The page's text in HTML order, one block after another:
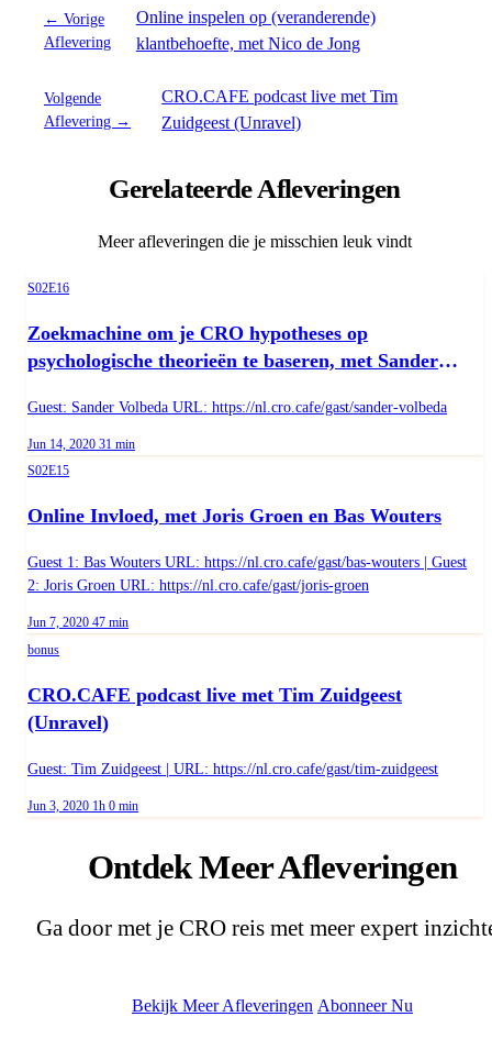
← Vorige
Aflevering
Online inspelen op (veranderende)
klantbehoefte, met Nico de Jong
Volgende
Aflevering →
CRO.CAFE podcast live met Tim
Zuidgeest (Unravel)
Gerelateerde Afleveringen
Meer afleveringen die je misschien leuk vindt
Season 2, Episode 16
S02E16
Zoekmachine om je CRO hypotheses op
psychologische theorieën te baseren, met Sander
Guest: Sander Volbeda URL: https://nl.cro.cafe/gast/sander-volbeda
Published on
Jun 14, 2020 Duration:
31 min
Season 2, Episode 15
S02E15
Online Invloed, met Joris Groen en Bas Wouters
Guest 1: Bas Wouters URL: https://nl.cro.cafe/gast/bas-wouters | Guest
2: Joris Groen URL: https://nl.cro.cafe/gast/joris-groen
Published on
Jun 7, 2020 Duration:
47 min
bonus
CRO.CAFE podcast live met Tim Zuidgeest
(Unravel)
Guest: Tim Zuidgeest | URL: https://nl.cro.cafe/gast/tim-zuidgeest
Published on
Jun 3, 2020 Duration:
1h 0 min
Ontdek Meer Afleveringen
Ga door met je CRO reis met meer expert
Bekijk Meer Afleveringen Abonneer Nu